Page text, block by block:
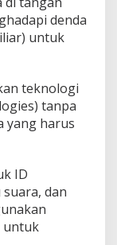
denda
untuk
teknologi
tanpa
yang harus
ID
dan
untuk